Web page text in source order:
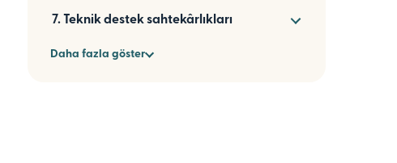
7. Teknik destek sahtekârlıkları
Daha fazla göster